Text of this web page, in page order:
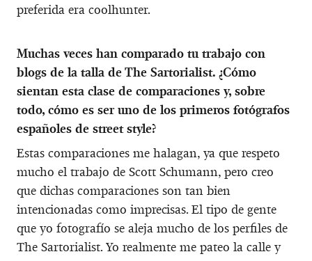
preferida era coolhunter.
Muchas veces han comparado tu trabajo con
blogs de la talla de The Sartorialist. ¿Cómo
sientan esta clase de comparaciones y, sobre
todo, cómo es ser uno de los primeros fotógrafos
españoles de street style?
Estas comparaciones me halagan, ya que respeto
mucho el trabajo de Scott Schumann, pero creo
que dichas comparaciones son tan bien
intencionadas como imprecisas. El tipo de gente
que yo fotografío se aleja mucho de los perfiles de
The Sartorialist. Yo realmente me pateo la calle y